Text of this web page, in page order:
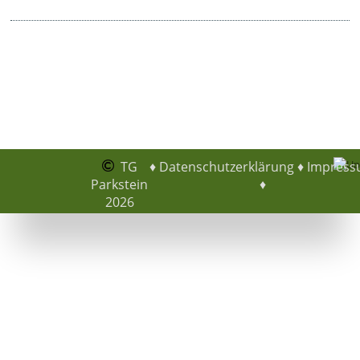
TG
Parkstein
2026
♦ Datenschutzerklärung♦
♦